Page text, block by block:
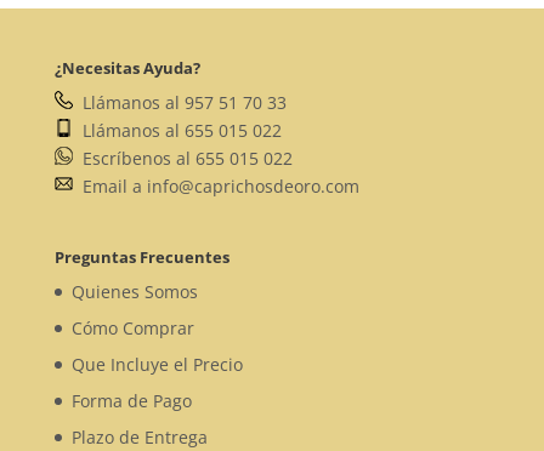
¿Necesitas Ayuda?
Llámanos al 957 51 70 33
Llámanos al 655 015 022
Escríbenos al 655 015 022
Email a info@caprichosdeoro.com
Preguntas Frecuentes
Quienes Somos
Cómo Comprar
Que Incluye el Precio
Forma de Pago
Plazo de Entrega